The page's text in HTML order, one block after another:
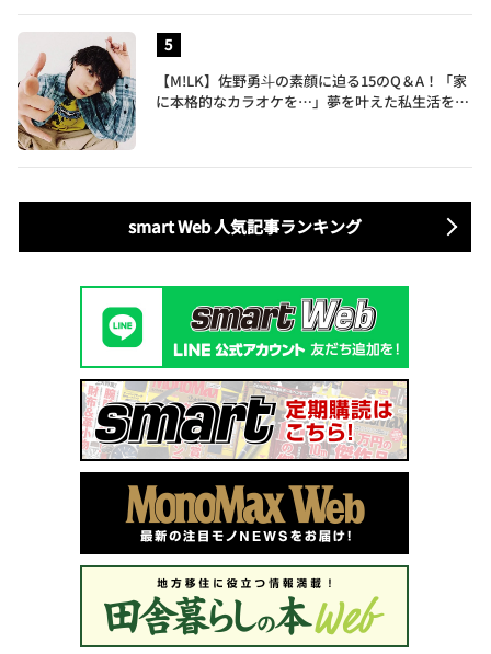
【M!LK】佐野勇斗の素顔に迫る15のQ＆A！「家
に本格的なカラオケを…」夢を叶えた私生活を公
smart Web 人気記事ランキング